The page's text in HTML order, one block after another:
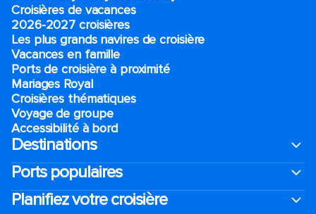
Croisières de vacances
2026-2027 croisières
Les plus grands navires de croisière
Vacances en famille
Ports de croisière à proximité
Mariages Royal
Croisières thématiques
Voyage de groupe​
Accessibilité à bord​
Destinations
Ports populaires
Planifiez votre croisière